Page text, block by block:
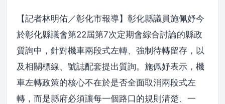
【記者林明佑／彰化市報導】彰化縣議員施佩妤今
於彰化縣議會第22屆第7次定期會綜合討論的縣政
質詢中，針對機車兩段式左轉、強制待轉留存，以
及相關標線、號誌配套提出質詢。施佩妤表示，機
車左轉政策的核心不在於是否全面取消兩段式左
轉，而是縣府必須讓每一個路口的規則清楚、一